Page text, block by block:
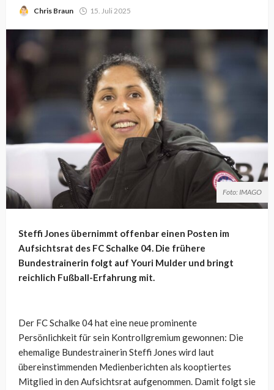
Chris Braun 15. Juli 2025
Foto: IMAGO
Steffi Jones übernimmt offenbar einen Posten im
Aufsichtsrat des FC Schalke 04. Die frühere
Bundestrainerin folgt auf Youri Mulder und bringt
reichlich Fußball-Erfahrung mit.
Der FC Schalke 04 hat eine neue prominente
Persönlichkeit für sein Kontrollgremium gewonnen: Die
ehemalige Bundestrainerin Steffi Jones wird laut
übereinstimmenden Medienberichten als kooptiertes
Mitglied in den Aufsichtsrat aufgenommen. Damit folgt sie